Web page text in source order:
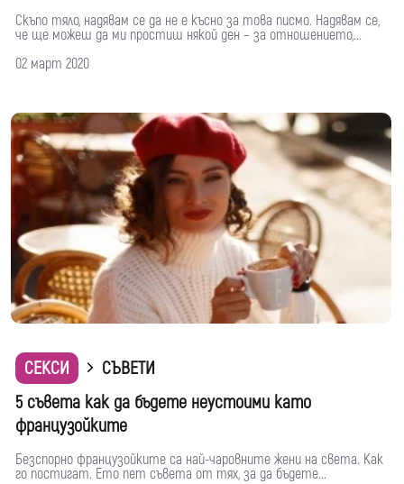
Скъпо тяло, надявам се да не е късно за това писмо. Надявам се,
че ще можеш да ми простиш някой ден – за отношението,...
02 март 2020
СЕКСИ
СЪВЕТИ
5 съвета как да бъдете неустоими като
французойките
Безспорно французойките са най-чаровните жени на света. Как
го постигат. Ето пет съвета от тях, за да бъдете...